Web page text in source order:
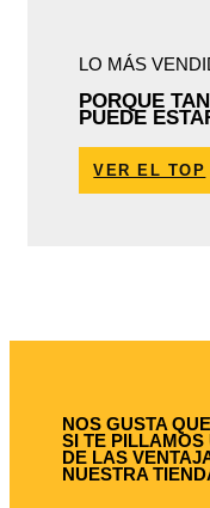
LO MÁS
PORQUE
PUEDE
VER EL TOP
NOS GUSTA
SI TE PILLAMOS
DE LAS
NUESTRA